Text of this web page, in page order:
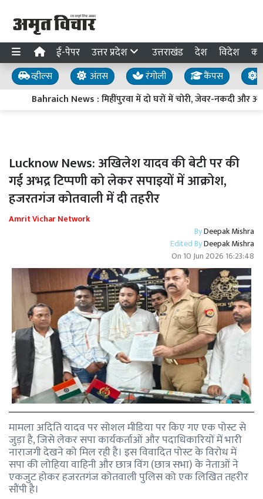
ई-पेपर उत्तर प्रदेश उत्तराखंड देश विदेश
व्हील्स अंतस रंगोली कैंपस
Bahraich News : मिहींपुरवा में दो घरों में चोरी, जेवर-नकदी और
Lucknow News: अखिलेश यादव की बेटी पर की
गई अभद्र टिप्पणी को लेकर सपाइयों में आक्रोश,
हजरतगंज कोतवाली में दी तहरीर
Amrit Vichar Network
ByDeepak Mishra
Edited ByDeepak Mishra
On 10 Jun 2026 16:23:48
मामला अदिति यादव पर सोशल मीडिया पर किए गए एक पोस्ट से
जुड़ा है, जिसे लेकर सपा कार्यकर्ताओं और पदाधिकारियों में भारी
नाराजगी देखने को मिल रही है। इस विवादित पोस्ट के विरोध में
सपा की लोहिया वाहिनी और छात्र विंग (छात्र सभा) के नेताओं ने
एकजुट होकर हजरतगंज कोतवाली पुलिस को एक लिखित तहरीर
सौंपी है।